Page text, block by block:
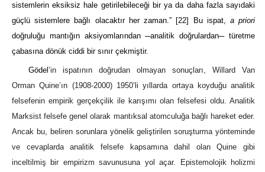
sistemlerin eksiksiz hale getirilebileceği bir ya da daha fazla sayıdaki
güçlü sistemlere bağlı olacaktır her zaman.” [22] Bu ispat, a priori
doğruluğu mantığın aksiyomlarından ─analitik doğrulardan─ türetme
çabasına dönük ciddi bir sınır çekmiştir.
Gödel’in ispatının doğrudan olmayan sonuçları, Willard Van
Orman Quine’ın (1908-2000) 1950’li yıllarda ortaya koyduğu analitik
felsefenin empirik gerçekçilik ile karışımı olan felsefesi oldu. Analitik
Marksist felsefe genel olarak mantıksal atomculuğa bağlı hareket eder.
Ancak bu, beliren sorunlara yönelik geliştirilen soruşturma yönteminde
ve cevaplarda analitik felsefe kapsamına dahil olan Quine gibi
inceltilmiş bir empirizm savunusuna yol açar. Epistemolojik holizmi